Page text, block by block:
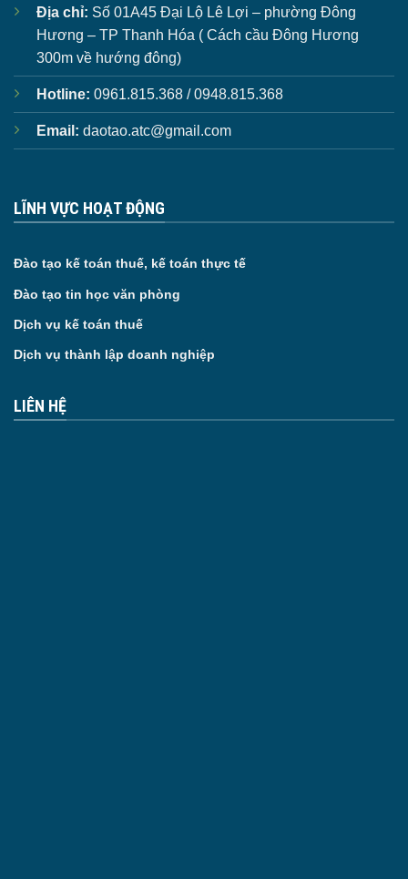
Địa chỉ: Số 01A45 Đại Lộ Lê Lợi – phường Đông
Hương – TP Thanh Hóa ( Cách cầu Đông Hương
300m về hướng đông)
Hotline: 0961.815.368 / 0948.815.368
Email: daotao.atc@gmail.com
LĨNH VỰC HOẠT ĐỘNG
Đào tạo kế toán thuế, kế toán thực tế
Đào tạo tin học văn phòng
Dịch vụ kế toán thuế
Dịch vụ thành lập doanh nghiệp
LIÊN HỆ